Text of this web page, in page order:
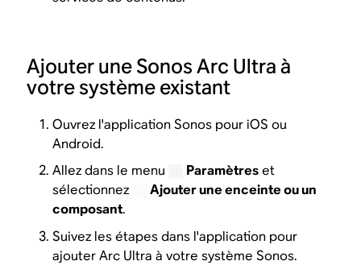
Ajouter une Sonos Arc Ultra à
votre système existant
Ouvrez l'application Sonos pour iOS ou
Android.
Allez dans le menu
Paramètreset
sélectionnez
Ajouter une enceinte ou un
composant.
Suivez les étapes dans l'application pour
ajouter Arc Ultra à votre système Sonos.